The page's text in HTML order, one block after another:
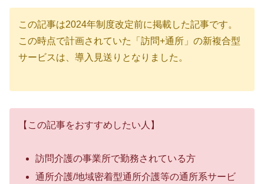
この記事は2024年制度改定前に掲載した記事です。
この時点で計画されていた「訪問+通所」の新複合型
サービスは、導入見送りとなりました。
【この記事をおすすめしたい人】
訪問介護の事業所で勤務されている方
通所介護/地域密着型通所介護等の通所系サービ